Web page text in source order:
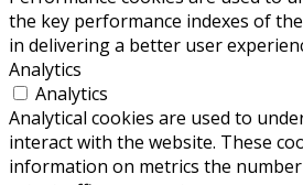
the key performance indexes of
in delivering a better user
Analytics
Analytics
Analytical cookies are used to
interact with the website. These
information on metrics the